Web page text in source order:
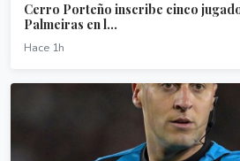
Cerro Porteño inscribe cinco
Palmeiras en l...
Hace 1h